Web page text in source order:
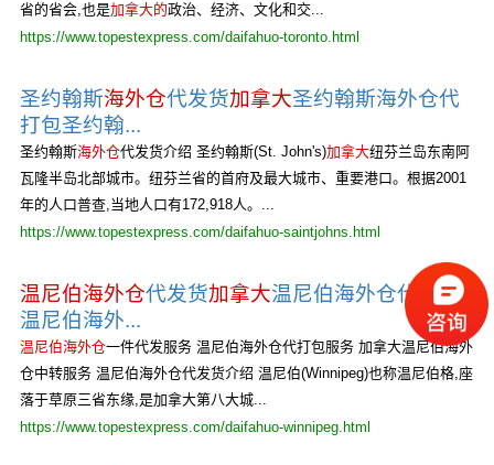
省的省会,也是加拿大的政治、经济、文化和交...
https://www.topestexpress.com/daifahuo-toronto.html
圣约翰斯海外仓代发货加拿大圣约翰斯海外仓代
打包圣约翰...
圣约翰斯海外仓代发货介绍 圣约翰斯(St. John's)加拿大纽芬兰岛东南阿
瓦隆半岛北部城市。纽芬兰省的首府及最大城市、重要港口。根据2001
年的人口普查,当地人口有172,918人。...
https://www.topestexpress.com/daifahuo-saintjohns.html
温尼伯海外仓代发货加拿大温尼伯海外仓代打包
温尼伯海外...
温尼伯海外仓一件代发服务 温尼伯海外仓代打包服务 加拿大温尼伯海外
仓中转服务 温尼伯海外仓代发货介绍 温尼伯(Winnipeg)也称温尼伯格,座
落于草原三省东缘,是加拿大第八大城...
https://www.topestexpress.com/daifahuo-winnipeg.html